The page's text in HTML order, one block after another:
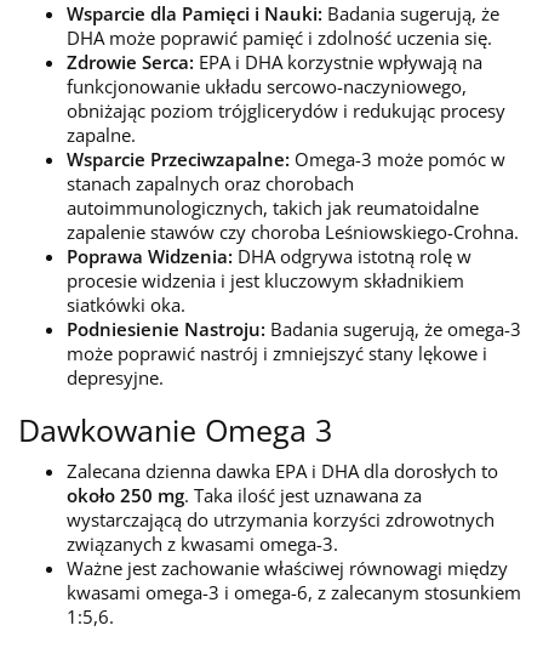
Wsparcie dla Pamięci i Nauki: Badania sugerują, że
DHA może poprawić pamięć i zdolność uczenia się.
Zdrowie Serca: EPA i DHA korzystnie wpływają na
funkcjonowanie układu sercowo-naczyniowego,
obniżając poziom trójglicerydów i redukując procesy
zapalne.
Wsparcie Przeciwzapalne: Omega-3 może pomóc w
stanach zapalnych oraz chorobach
autoimmunologicznych, takich jak reumatoidalne
zapalenie stawów czy choroba Leśniowskiego-Crohna.
Poprawa Widzenia: DHA odgrywa istotną rolę w
procesie widzenia i jest kluczowym składnikiem
siatkówki oka.
Podniesienie Nastroju: Badania sugerują, że omega-3
może poprawić nastrój i zmniejszyć stany lękowe i
depresyjne.
Dawkowanie Omega 3
Zalecana dzienna dawka EPA i DHA dla dorosłych to
około 250 mg. Taka ilość jest uznawana za
wystarczającą do utrzymania korzyści zdrowotnych
związanych z kwasami omega-3.
Ważne jest zachowanie właściwej równowagi między
kwasami omega-3 i omega-6, z zalecanym stosunkiem
1:5,6.